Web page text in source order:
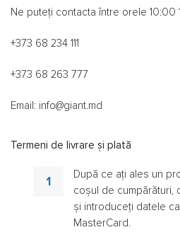
Ne puteți contacta între orele 10:00
+373 68 234 111
+373 68 263 777
Email: info@giant.md
Termeni de livrare și plată
După ce ați ales un
coșul de cumpărături,
și introduceți datele
MasterCard.